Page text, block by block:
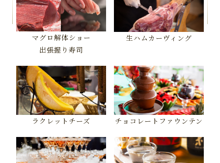
マグロ解体ショー
出張握り寿司
生ハムカーヴィング
ラクレットチーズ チョコレートファウンテン